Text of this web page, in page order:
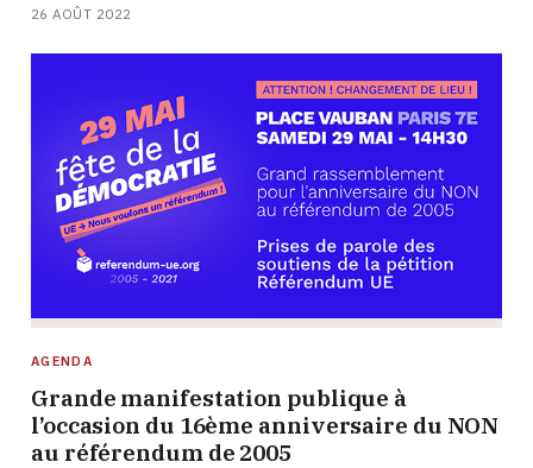
26 AOÛT 2022
AGENDA
Grande manifestation publique à
l’occasion du 16ème anniversaire du NON
au référendum de 2005